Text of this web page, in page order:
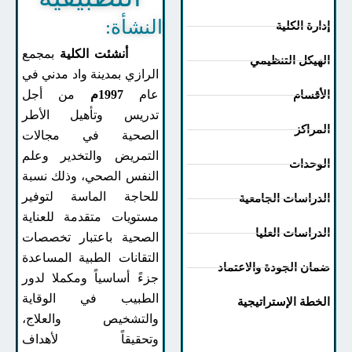
الكلية
التنظيمي
الجامعية
العليا
الجودة والاعتماد
الإستراتيجية
النشأة:
أنشئت الكلية بمجمع
الرازي بمدينة واد مدني في
عام1997م
من أجل
تدريس وتأهيل الأطر
الصحية في مجالات
التمريض والتخدير وعلم
النفس الصحي، وذلك نسبة
للحاجة الماسة لتوفير
مستويات متقدمة للعناية
الصحية باعتبار تخصصات
التقانات الطبية المساعدة
جزءً أساسياً ومكملا لدور
الطبيب في الوقاية
والتشخيص والعلاج،
وتحقيقاً لأهداف